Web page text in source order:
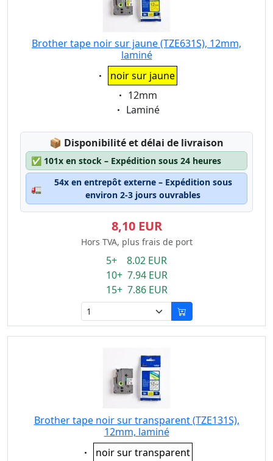
Brother tape noir sur jaune (TZE631S), 12mm,
laminé
Eigenschaft:
noir sur jaune
Eigenschaft:
12mm
Eigenschaft:
Laminé
📦 Lagerstatus:
Disponibilité et délai de livraison
✅ 101x en stock – Expédition sous 24 heures
🚛
54x en entrepôt externe – Expédition sous
environ 2-3 jours ouvrables
8,10 EUR
Hors TVA, plus frais de port
5+ 8.02 EUR
10+ 7.94 EUR
15+ 7.86 EUR
Brother tape noir sur transparent (TZE131S),
12mm, laminé
Eigenschaft:
noir sur transparent